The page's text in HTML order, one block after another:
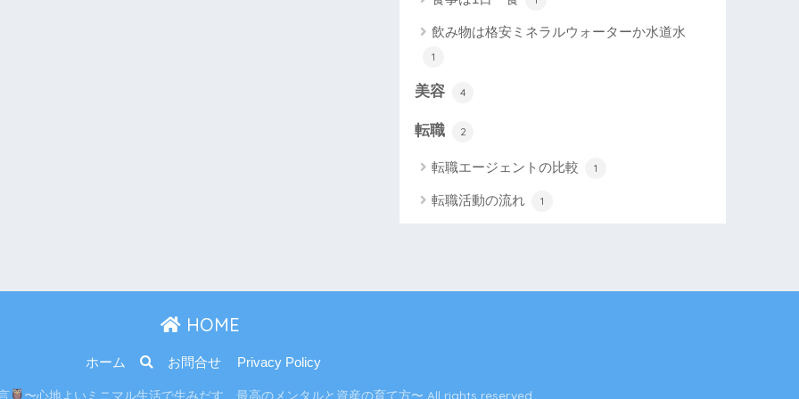
飲み物は格安ミネラルウォーターか水道水
1
美容 4
転職 2
転職エージェントの比較 1
転職活動の流れ 1
HOME
ホーム お問合せ Privacy Policy
〜心地よいミニマル生活で生みだす、最高のメンタルと資産の育て方〜 All rights reserved.